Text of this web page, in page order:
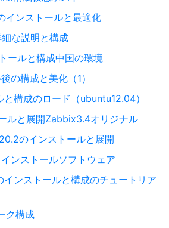
インストールと最適化
な説明と構成
ールと構成中国の環境
の構成と美化（1）
構成のロード（ubuntu12.04）
ルと展開Zabbix3.4オリジナル
のインストールと展開
ンストールソフトウェア
ンストールと構成のチュートリア
ク構成